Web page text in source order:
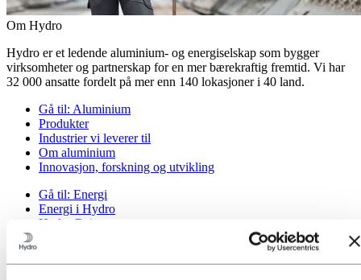
Om Hydro
Hydro er et ledende aluminium- og energiselskap som bygger
virksomheter og partnerskap for en mer bærekraftig fremtid. Vi har
32 000 ansatte fordelt på mer enn 140 lokasjoner i 40 land.
Gå til: Aluminium
Produkter
Industrier vi leverer til
Om aluminium
Innovasjon, forskning og utvikling
Gå til: Energi
Energi i Hydro
Hydro Rein
Gå til:Bærekraft